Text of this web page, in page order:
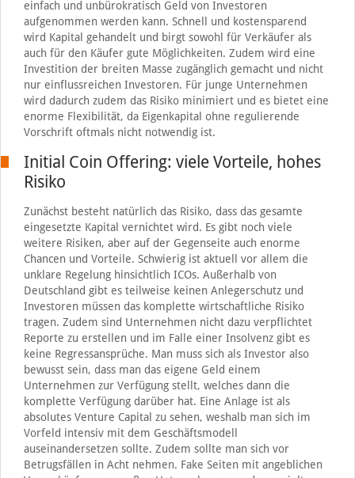
einfach und unbürokratisch Geld von Investoren
aufgenommen werden kann. Schnell und kostensparend
wird Kapital gehandelt und birgt sowohl für Verkäufer als
auch für den Käufer gute Möglichkeiten. Zudem wird eine
Investition der breiten Masse zugänglich gemacht und nicht
nur einflussreichen Investoren. Für junge Unternehmen
wird dadurch zudem das Risiko minimiert und es bietet eine
enorme Flexibilität, da Eigenkapital ohne regulierende
Vorschrift oftmals nicht notwendig ist.
Initial Coin Offering: viele Vorteile, hohes
Risiko
Zunächst besteht natürlich das Risiko, dass das gesamte
eingesetzte Kapital vernichtet wird. Es gibt noch viele
weitere Risiken, aber auf der Gegenseite auch enorme
Chancen und Vorteile. Schwierig ist aktuell vor allem die
unklare Regelung hinsichtlich ICOs. Außerhalb von
Deutschland gibt es teilweise keinen Anlegerschutz und
Investoren müssen das komplette wirtschaftliche Risiko
tragen. Zudem sind Unternehmen nicht dazu verpflichtet
Reporte zu erstellen und im Falle einer Insolvenz gibt es
keine Regressansprüche. Man muss sich als Investor also
bewusst sein, dass man das eigene Geld einem
Unternehmen zur Verfügung stellt, welches dann die
komplette Verfügung darüber hat. Eine Anlage ist als
absolutes Venture Capital zu sehen, weshalb man sich im
Vorfeld intensiv mit dem Geschäftsmodell
auseinandersetzen sollte. Zudem sollte man sich vor
Betrugsfällen in Acht nehmen. Fake Seiten mit angeblichen